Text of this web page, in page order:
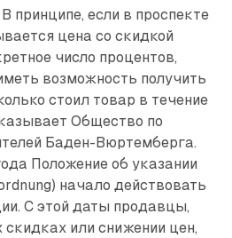
принципе, если в проспекте
цена со скидкой
число процентов,
возможность получить
стоил товар в течение
Общество по
Баден-Вюртемберга.
Положение об указании
начало действовать
С этой даты продавцы,
или снижении цен,